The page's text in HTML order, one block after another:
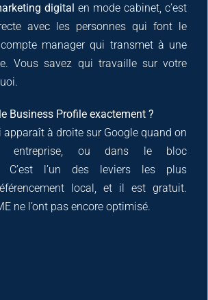
digital en mode cabinet, c’est
avec les personnes qui font le
manager qui transmet à une
Vous savez qui travaille sur votre
Business Profile exactement ?
apparaît à droite sur Google quand on
entreprise, ou dans le bloc
C’est l’un des leviers les plus
local, et il est gratuit.
ne l’ont pas encore optimisé.